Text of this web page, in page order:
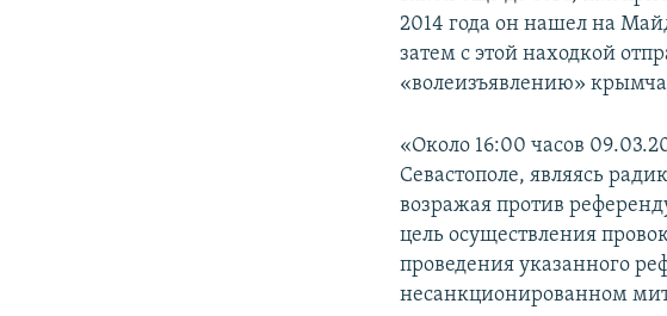
2014 года он нашел на
затем с этой находкой
«волеизъявлению»
«Около 16:00 часов
Севастополе, являясь
возражая против
цель осуществления
проведения указанного
несанкционированном